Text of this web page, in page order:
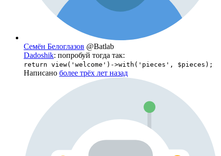
Семён Белоглазов @Batlab
Dadoshik: попробуй тогда так:
return view('welcome')->with('pieces', $pieces);
Написано более трёх лет назад